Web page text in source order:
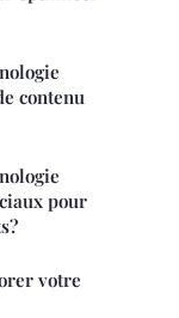
contenu
pour
votre